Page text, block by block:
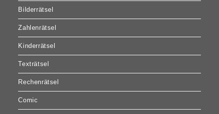
Bilderrätsel
Zahlenrätsel
Kinderrätsel
Texträtsel
Rechenrätsel
Comic